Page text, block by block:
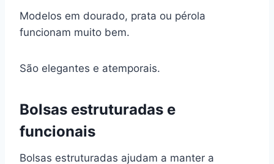
Modelos em dourado, prata ou pérola
funcionam muito bem.
São elegantes e atemporais.
Bolsas estruturadas e
funcionais
Bolsas estruturadas ajudam a manter a